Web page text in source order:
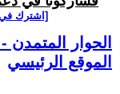
[اشترك في
الحوار المتمدن
الموقع الرئيسي